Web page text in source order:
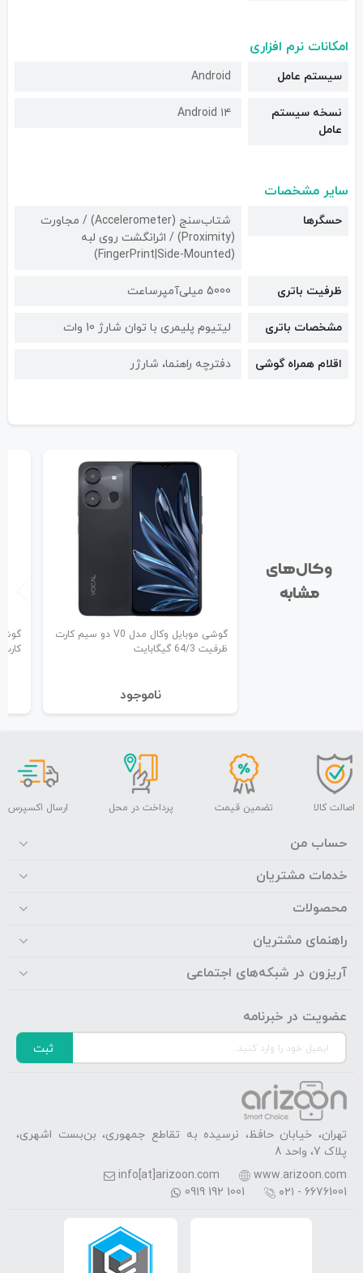
امکانات نرم افزاری
سیستم عامل Android
نسخه سیستم
عامل
Android ۱۴
سایر مشخصات
حسگرها
شتاب‌سنج (Accelerometer) / مجاورت
(Proximity) / اثرانگشت روی لبه
(FingerPrint|Side-Mounted)
ظرفیت باتری 5000 میلی‌آمپرساعت
مشخصات باتری لیتیوم پلیمری با توان شارژ 10 وات
اقلام همراه گوشی دفترچه‌ راهنما، شارژر
وکال‌های
مشابه
گوشی موبایل وکال مدل V0 دو سیم کارت
ظرفیت 64/3 گیگابایت
نا‌موجود
کارت
اصالت کالا تضمین قیمت پرداخت در محل ارسال اکسپرس
حساب من
خدمات مشتریان
محصولات
راهنمای مشتریان
آریزون در شبکه‌های اجتماعی
عضویت در خبرنامه
ثبت
تهران، خیابان حافظ، نرسیده به تقاطع جمهوری، بن‌بست اشهری،
پلاک 7، واحد 8
www.arizoon.com
info[at]arizoon.com
۰۲۱ - 66761001
0919 192 1001